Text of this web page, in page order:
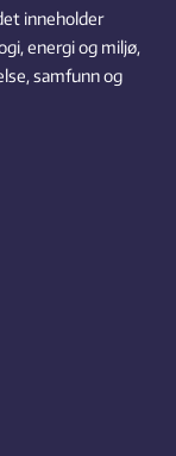
inneholder
energi og miljø,
samfunn og